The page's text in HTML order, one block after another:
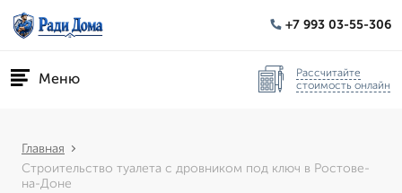
+7 993 03-55-306
Меню
Рассчитайте
стоимость онлайн
Главная
Строительство туалета с дровником под ключ в Ростове-
на-Доне